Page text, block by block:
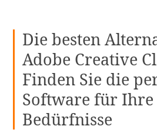
Die besten
Adobe Creative
Finden Sie die
Software für
Bedürfnisse